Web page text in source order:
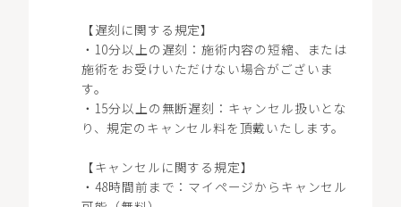
【遅刻に関する規定】
・10分以上の遅刻：施術内容の短縮、または
施術をお受けいただけない場合がございま
す。
・15分以上の無断遅刻：キャンセル扱いとな
り、規定のキャンセル料を頂戴いたします。
【キャンセルに関する規定】
・48時間前まで：マイページからキャンセル